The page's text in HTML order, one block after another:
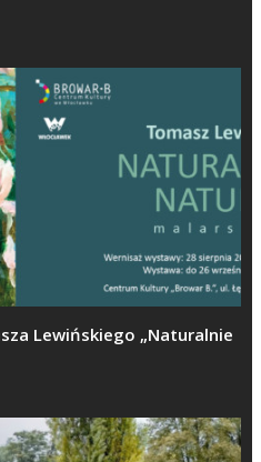
Lewińskiego „Naturalnie